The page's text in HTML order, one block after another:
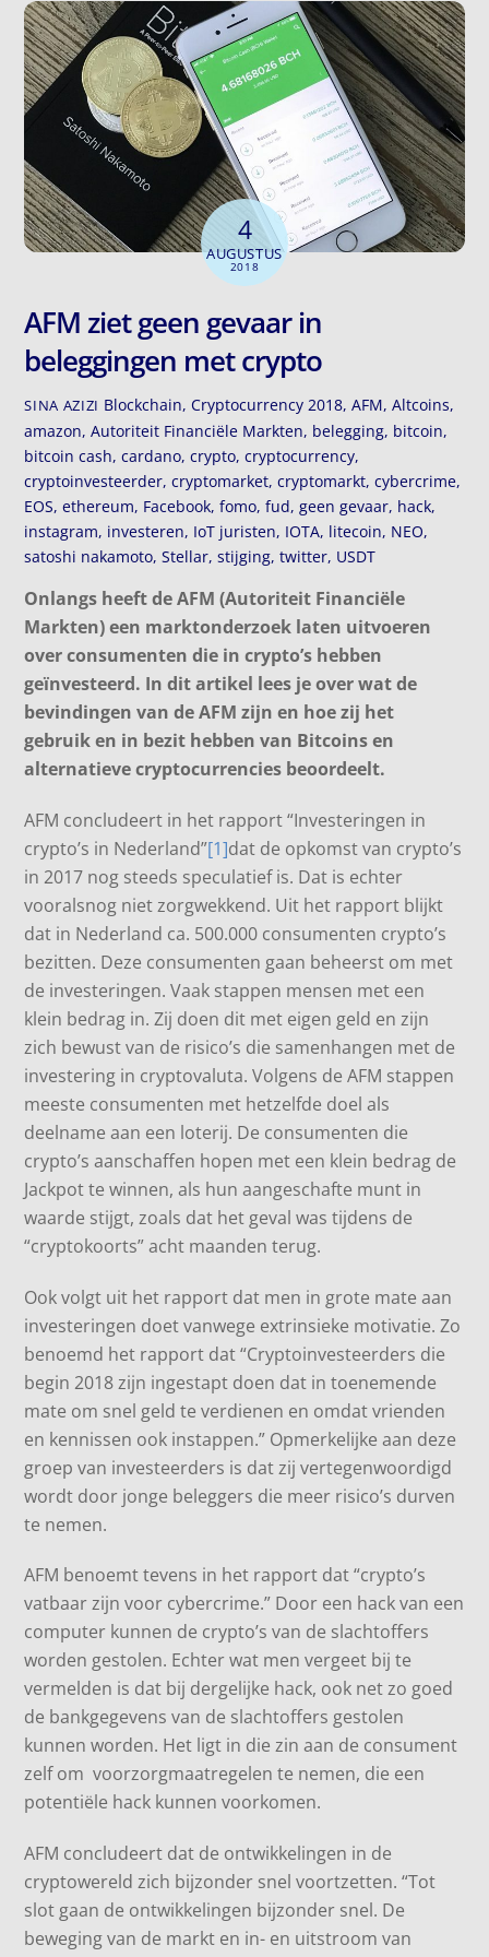
4
AUGUSTUS
2018
AFM ziet geen gevaar in
beleggingen met crypto
SINA AZIZI Blockchain, Cryptocurrency 2018, AFM, Altcoins,
amazon,Autoriteit Financiële Markten, belegging, bitcoin,
bitcoin cash,cardano,crypto,cryptocurrency,
cryptoinvesteerder,cryptomarket,cryptomarkt,cybercrime,
EOS,ethereum, Facebook,fomo,fud,geen gevaar, hack,
instagram, investeren, IoT juristen, IOTA, litecoin, NEO,
satoshi nakamoto,Stellar,stijging,twitter, USDT
Onlangs heeft de AFM (Autoriteit Financiële
Markten) een marktonderzoek laten uitvoeren
over consumenten die in crypto’s hebben
geïnvesteerd. In dit artikel lees je over wat de
bevindingen van de AFM zijn en hoe zij het
gebruik en in bezit hebben van Bitcoins en
alternatieve cryptocurrencies beoordeelt.
AFM concludeert in het rapport “Investeringen in
crypto’s in Nederland”[1]dat de opkomst van crypto’s
in 2017 nog steeds speculatief is. Dat is echter
vooralsnog niet zorgwekkend. Uit het rapport blijkt
dat in Nederland ca. 500.000 consumenten crypto’s
bezitten. Deze consumenten gaan beheerst om met
de investeringen. Vaak stappen mensen met een
klein bedrag in. Zij doen dit met eigen geld en zijn
zich bewust van de risico’s die samenhangen met de
investering in cryptovaluta. Volgens de AFM stappen
meeste consumenten met hetzelfde doel als
deelname aan een loterij. De consumenten die
crypto’s aanschaffen hopen met een klein bedrag de
Jackpot te winnen, als hun aangeschafte munt in
waarde stijgt, zoals dat het geval was tijdens de
“cryptokoorts” acht maanden terug.
Ook volgt uit het rapport dat men in grote mate aan
investeringen doet vanwege extrinsieke motivatie. Zo
benoemd het rapport dat “Cryptoinvesteerders die
begin 2018 zijn ingestapt doen dat in toenemende
mate om snel geld te verdienen en omdat vrienden
en kennissen ook instappen.” Opmerkelijke aan deze
groep van investeerders is dat zij vertegenwoordigd
wordt door jonge beleggers die meer risico’s durven
te nemen.
AFM benoemt tevens in het rapport dat “crypto’s
vatbaar zijn voor cybercrime.” Door een hack van een
computer kunnen de crypto’s van de slachtoffers
worden gestolen. Echter wat men vergeet bij te
vermelden is dat bij dergelijke hack, ook net zo goed
de bankgegevens van de slachtoffers gestolen
kunnen worden. Het ligt in die zin aan de consument
zelf om voorzorgmaatregelen te nemen, die een
potentiële hack kunnen voorkomen.
AFM concludeert dat de ontwikkelingen in de
cryptowereld zich bijzonder snel voortzetten. “Tot
slot gaan de ontwikkelingen bijzonder snel. De
beweging van de markt en in- en uitstroom van